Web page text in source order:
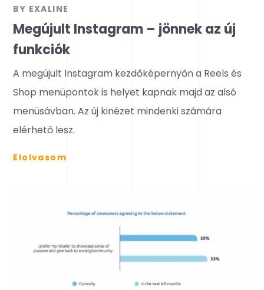
BY EXALINE
Megújult Instagram – jönnek az új
funkciók
A megújult Instagram kezdőképernyőn a Reels és
Shop menüpontok is helyet kapnak majd az alsó
menüsávban. Az új kinézet mindenki számára
elérhető lesz.
Elolvasom